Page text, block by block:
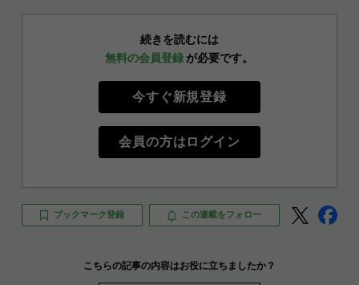
続きを読むには
無料の会員登録 が必要です。
今すぐ新規登録
会員の方はログイン
ブックマーク登録 この連載をフォロー
こちらの記事の内容はお役に立ちましたか？